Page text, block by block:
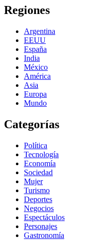
Regiones
Argentina
EEUU
España
India
México
América
Asia
Europa
Mundo
Categorías
Política
Tecnología
Economía
Sociedad
Mujer
Turismo
Deportes
Negocios
Espectáculos
Personajes
Gastronomía